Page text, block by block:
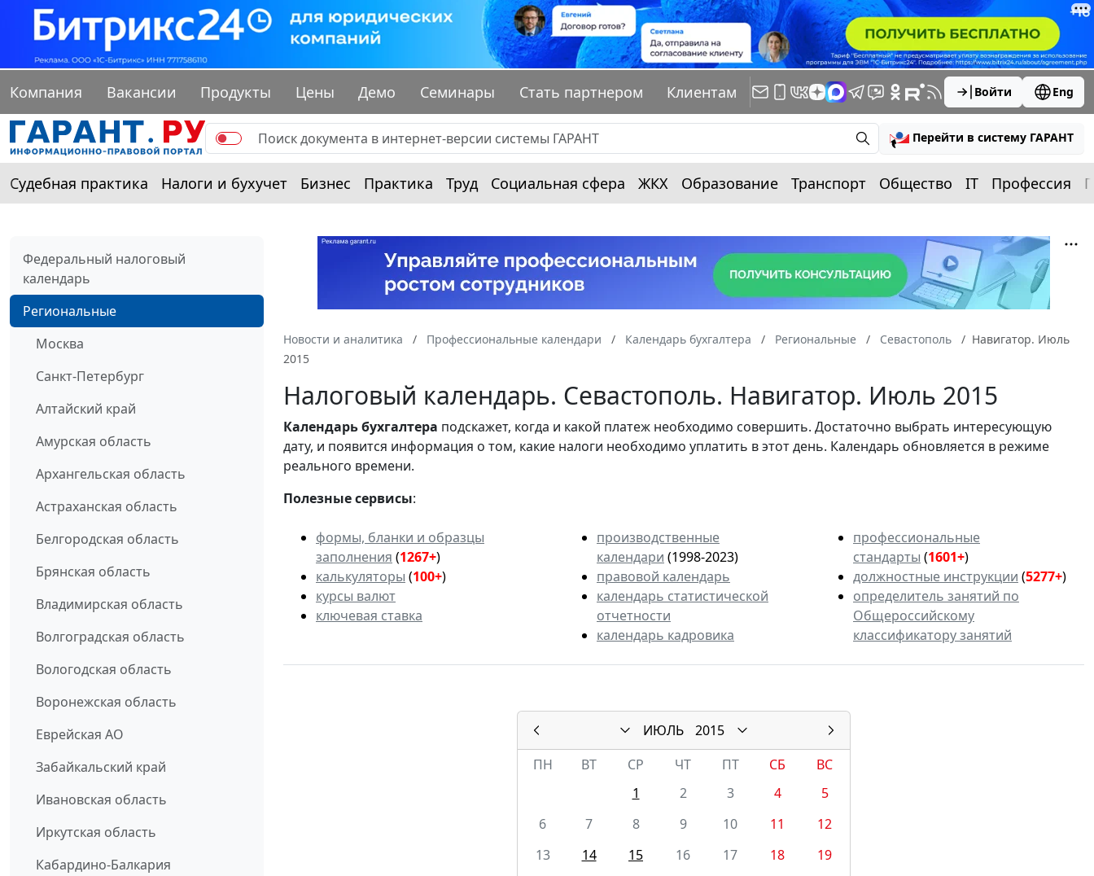
Компания Вакансии Продукты Цены Демо Семинары Стать партнером Клиентам Войти Eng
Перейти в систему ГАРАНТ
Судебная практика Налоги и бухучет Бизнес Практика Труд Социальная сфера ЖКХ Образование Транспорт Общество IT Профессия
Федеральный налоговый
календарь
Региональные
Москва
Санкт-Петербург
Алтайский край
Амурская область
Архангельская область
Астраханская область
Белгородская область
Брянская область
Владимирская область
Волгоградская область
Вологодская область
Воронежская область
Еврейская АО
Забайкальский край
Ивановская область
Иркутская область
Кабардино-Балкария
Новости и аналитика Профессиональные календари Календарь бухгалтера Региональные Севастополь
Навигатор. Июль
2015
Налоговый календарь. Севастополь. Навигатор. Июль 2015
Календарьбухгалтера подскажет, когда и какой платеж необходимо совершить. Достаточно выбрать интересующую
дату, и появится информация о том, какие налоги необходимо уплатить в этот день. Календарь обновляется в режиме
реального времени.
Полезные сервисы:
формы, бланки и образцы
заполнения (1267+)
калькуляторы (100+)
курсы валют
ключевая ставка
производственные
календари (1998-2023)
правовой календарь
календарь статистической
отчетности
календарь кадровика
профессиональные
стандарты (1601+)
должностные инструкции (5277+)
определитель занятий по
Общероссийскому
классификатору занятий
ИЮЛЬ
2015
ПН
ВТ СР ЧТ ПТ СБ
ВС
1
2 3 4
5
6
7 8 9 10 11
12
13
14 15 16 17 18
19